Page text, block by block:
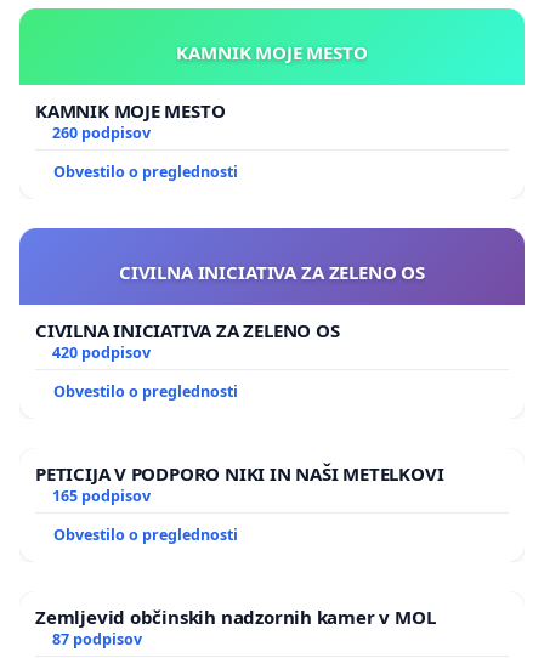
KAMNIK MOJE MESTO
KAMNIK MOJE MESTO
260 podpisov
Obvestilo o preglednosti
CIVILNA INICIATIVA ZA ZELENO OS
CIVILNA INICIATIVA ZA ZELENO OS
420 podpisov
Obvestilo o preglednosti
PETICIJA V PODPORO NIKI IN NAŠI METELKOVI
165 podpisov
Obvestilo o preglednosti
Zemljevid občinskih nadzornih kamer v MOL
87 podpisov